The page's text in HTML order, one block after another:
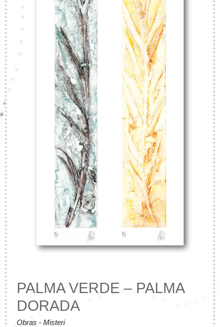
PALMA VERDE – PALMA
DORADA
Obras - Misteri